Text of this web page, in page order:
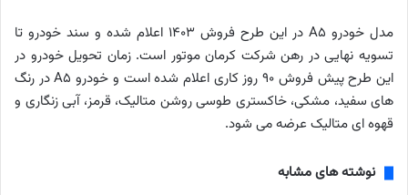
مدل خودرو A۵ در این طرح فروش ۱۴۰۳ اعلام شده و سند خودرو تا
تسویه نهایی در رهن شرکت کرمان موتور است. زمان تحویل خودرو در
این طرح پیش فروش ۹۰ روز کاری اعلام شده است و خودرو A۵ در رنگ
های سفید، مشکی، خاکستری طوسی روشن متالیک، قرمز، آبی زنگاری و
قهوه ای متالیک عرضه می شود.
نوشته های مشابه